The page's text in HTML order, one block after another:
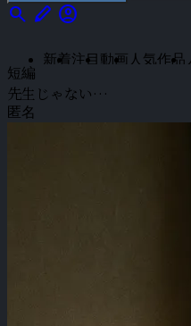
search stylus account_circle
新着 注目 動画 人気作品
短編
先生じゃない…
匿名